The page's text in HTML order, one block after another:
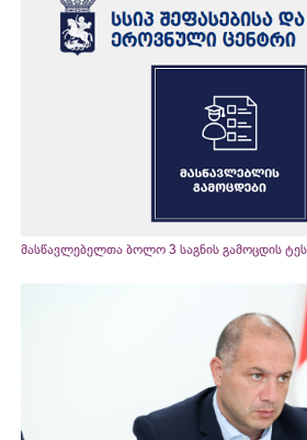
მასწავლებელთა ბოლო 3 საგნის გამოცდის